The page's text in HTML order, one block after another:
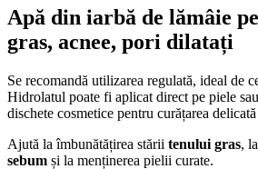
Apă din iarbă de lămâie
gras, acnee, pori dilatați
Se recomandă utilizarea regulată, ideal de
Hidrolatul poate fi aplicat direct pe piele
dischete cosmetice pentru curățarea
Ajută la îmbunătățirea stării tenului gras,
sebum și la menținerea pielii curate.